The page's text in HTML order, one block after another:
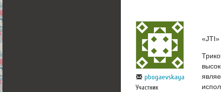
pbogaevskaya
Участник
«JTI»